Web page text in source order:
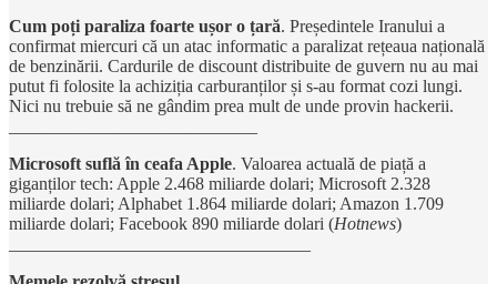
Cum poți paraliza foarte ușor o țară. Președintele Iranului a
confirmat miercuri că un atac informatic a paralizat rețeaua națională
de benzinării. Cardurile de discount distribuite de guvern nu au mai
putut fi folosite la achiziția carburanților și s-au format cozi lungi.
Nici nu trebuie să ne gândim prea mult de unde provin hackerii.
Microsoft suflă în ceafa Apple. Valoarea actuală de piață a
giganților tech: Apple 2.468 miliarde dolari; Microsoft 2.328
miliarde dolari; Alphabet 1.864 miliarde dolari; Amazon 1.709
miliarde dolari; Facebook 890 miliarde dolari (Hotnews)